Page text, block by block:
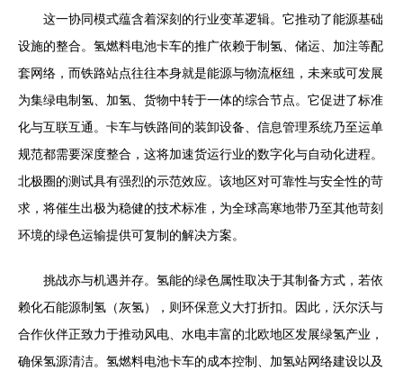
这一协同模式蕴含着深刻的行业变革逻辑。它推动了能源基础
设施的整合。氢燃料电池卡车的推广依赖于制氢、储运、加注等配
套网络，而铁路站点往往本身就是能源与物流枢纽，未来或可发展
为集绿电制氢、加氢、货物中转于一体的综合节点。它促进了标准
化与互联互通。卡车与铁路间的装卸设备、信息管理系统乃至运单
规范都需要深度整合，这将加速货运行业的数字化与自动化进程。
北极圈的测试具有强烈的示范效应。该地区对可靠性与安全性的苛
求，将催生出极为稳健的技术标准，为全球高寒地带乃至其他苛刻
环境的绿色运输提供可复制的解决方案。
挑战亦与机遇并存。氢能的绿色属性取决于其制备方式，若依
赖化石能源制氢（灰氢），则环保意义大打折扣。因此，沃尔沃与
合作伙伴正致力于推动风电、水电丰富的北欧地区发展绿氢产业，
确保氢源清洁。氢燃料电池卡车的成本控制、加氢站网络建设以及